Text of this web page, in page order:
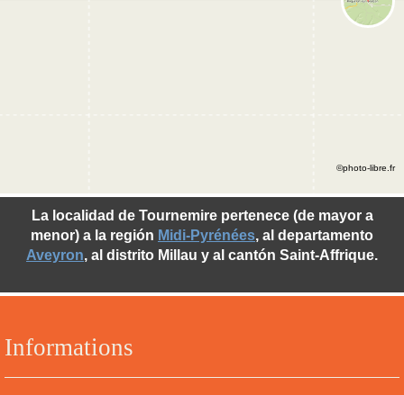
Informations
La localidad de Tournemire pertenece (de mayor a
menor) a la región Midi-Pyrénées, al departamento
Aveyron, al distrito Millau y al cantón Saint-Affrique.
©photo-libre.fr